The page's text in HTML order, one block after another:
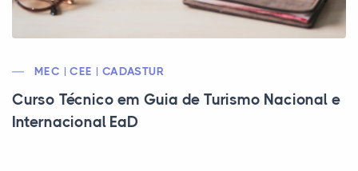
MEC | CEE | CADASTUR
Curso Técnico em Guia de Turismo Nacional e
Internacional EaD